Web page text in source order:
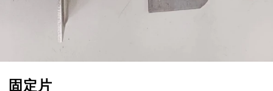
固定片